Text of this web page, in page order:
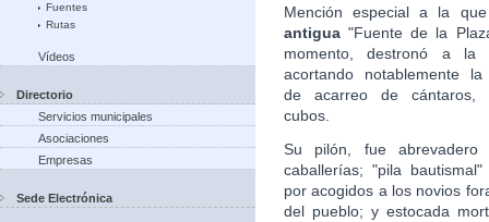
Fuentes
Rutas
Vídeos
Directorio
Servicios municipales
Asociaciones
Empresas
Sede Electrónica
Mención especial a la
antigua "Fuente de la
momento, destronó a la
acortando notablemente la
de acarreo de cántaros,
cubos.
Su pilón, fue abrevadero
caballerías; "pila
por acogidos a los novios
del pueblo; y estocada